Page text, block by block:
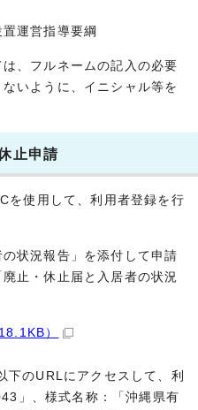
運営指導要綱
、フルネームの記入の必要
いように、イニシャル等を
止申請
を使用して、利用者登録を行
状況報告」を添付して申請
止・休止届と入居者の状況
）
下のURLにアクセスして、利
」、様式名称：「沖縄県有